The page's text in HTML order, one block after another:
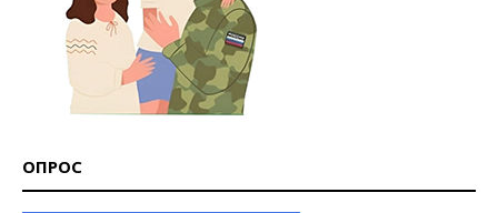
ОПРОС